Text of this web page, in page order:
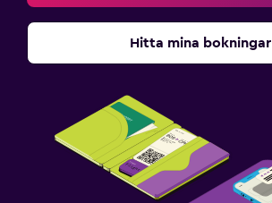
Hitta mina bokningar